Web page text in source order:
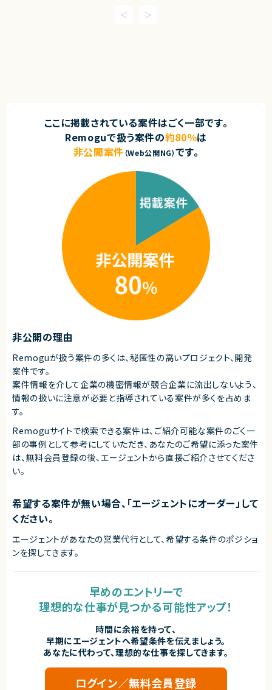
ここに掲載されている案件はごく一部です。
Remoguで扱う案件の約80％は
非公開案件 （Web公開NG）です。
非公開の理由
Remoguが扱う案件の多くは、秘匿性の高いプロジェクト、開発
案件です。
案件情報を介して企業の機密情報が競合企業に流出しないよう、
情報の扱いに注意が必要と指導されている案件が多くを占めま
す。
Remoguサイトで検索できる案件は、ご紹介可能な案件のごく一
部の事例として参考にしていただき、 あなたのご希望に添った案件
は、無料会員登録の後、エージェントから直接ご紹介させてくださ
い。
希望する案件が無い場合、「エージェントにオーダー」して
ください。
エージェントがあなたの営業代行として、希望する条件のポジショ
ンを探してきます。
早めのエントリーで
理想的な仕事が見つかる可能性アップ！
時間に余裕を持って、
早期にエージェントへ希望条件を伝えましょう。
あなたに代わって、理想的な仕事を探してきます。
ログイン／無料会員登録